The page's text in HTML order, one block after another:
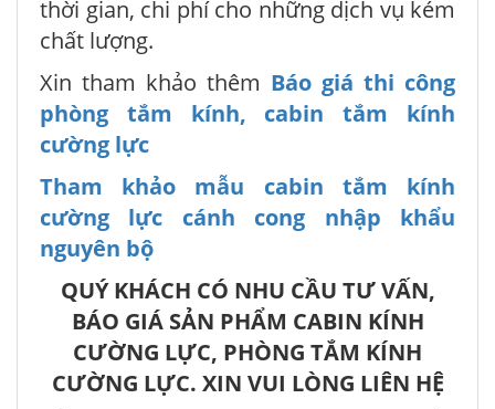
thời gian, chi phí cho những dịch vụ kém
chất lượng.
Xin tham khảo thêm Báo giá thi công
phòng tắm kính, cabin tắm kính
cường lực
Tham khảo mẫu cabin tắm kính
cường lực cánh cong nhập khẩu
nguyên bộ
QUÝ KHÁCH CÓ NHU CẦU TƯ VẤN,
BÁO GIÁ SẢN PHẨM CABIN KÍNH
CƯỜNG LỰC, PHÒNG TẮM KÍNH
CƯỜNG LỰC. XIN VUI LÒNG LIÊN HỆ